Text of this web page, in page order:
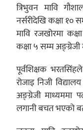
त्रिभुवन मावि
नर्सरीदेखि कक्षा १०
मावि रजखोरमा कक्षा
कक्षा ५ सम्म
पूर्वशिक्षक
रोजाइ निजी
अङ्ग्रेजी माध्यममा
लगानी बचत भएको